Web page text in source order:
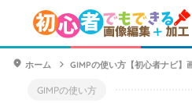
ホーム GIMPの使い方【初心者ナビ】
GIMPの使い方